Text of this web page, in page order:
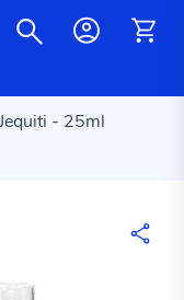
- 25ml